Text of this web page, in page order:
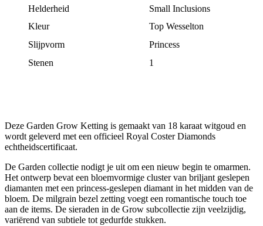
Helderheid
Small Inclusions
Kleur
Top Wesselton
Slijpvorm
Princess
Stenen
1
Deze Garden Grow Ketting is gemaakt van 18 karaat witgoud en
wordt geleverd met een officieel Royal Coster Diamonds
echtheidscertificaat.
De Garden collectie nodigt je uit om een nieuw begin te omarmen.
Het ontwerp bevat een bloemvormige cluster van briljant geslepen
diamanten met een princess-geslepen diamant in het midden van de
bloem. De milgrain bezel zetting voegt een romantische touch toe
aan de items. De sieraden in de Grow subcollectie zijn veelzijdig,
variërend van subtiele tot gedurfde stukken.